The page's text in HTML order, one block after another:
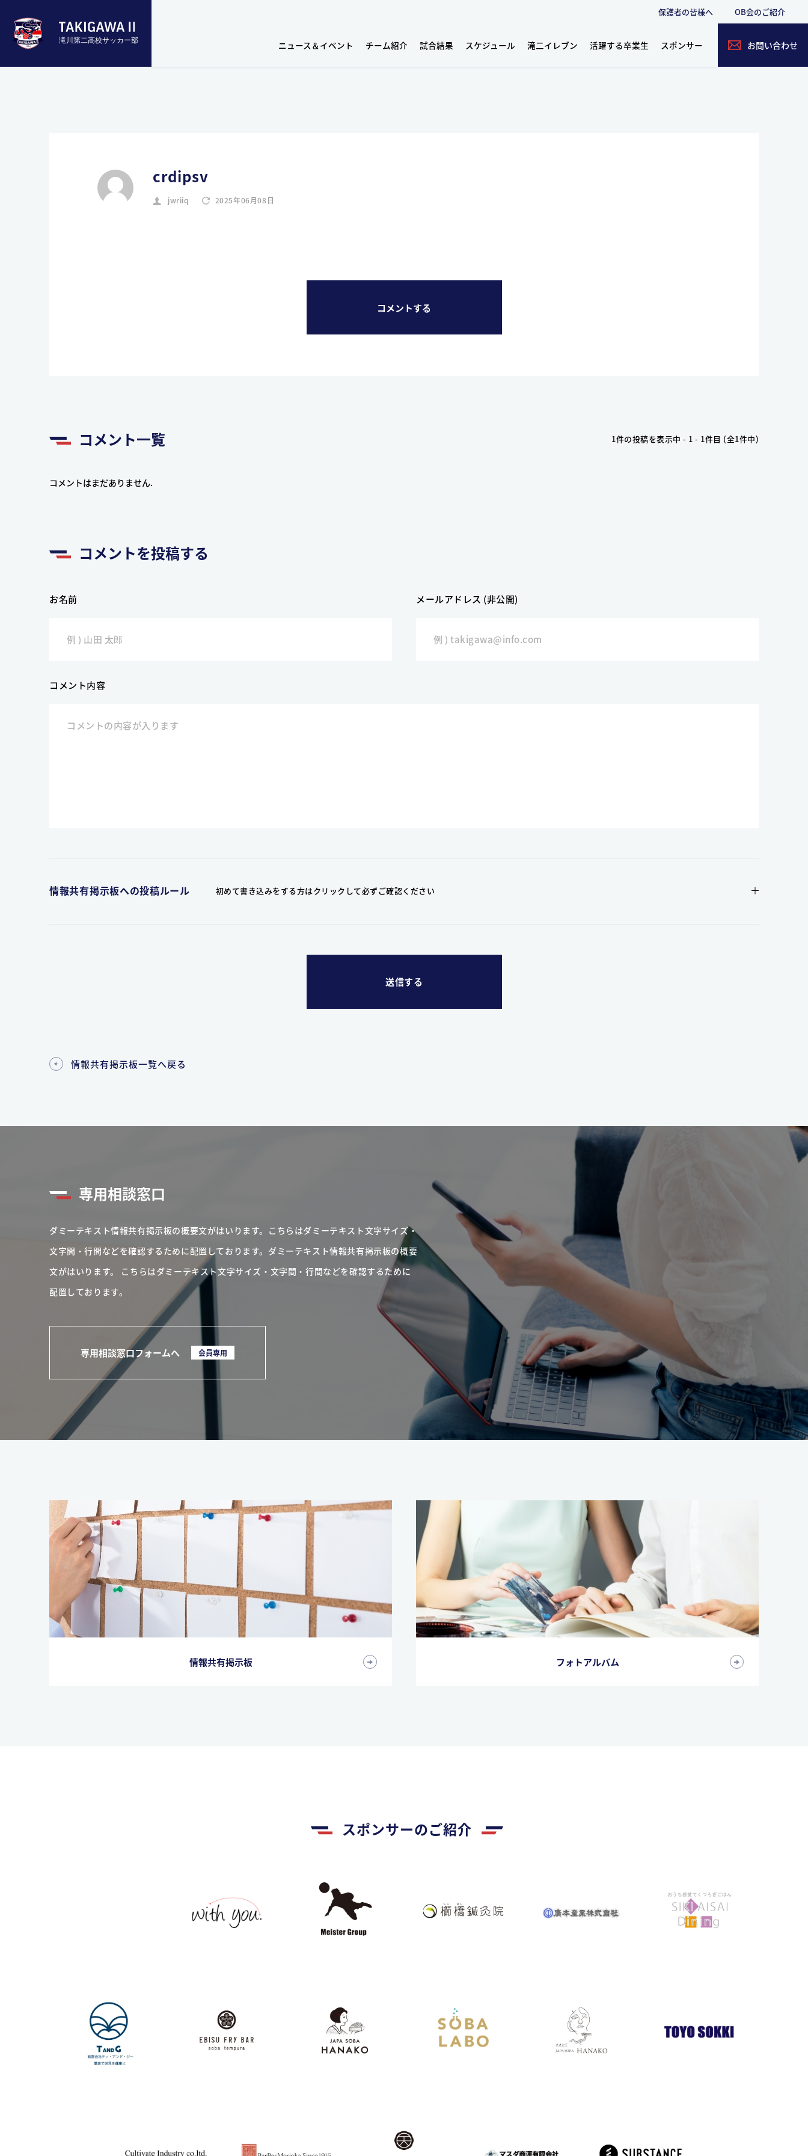
滝川第二高校サッカー部
保護者の皆様へ OB会のご紹介
ニュース＆イベント チーム紹介 試合結果 スケジュール 滝二イレブン 活躍する卒業生 スポンサー お問い合わせ
crdipsv
jwriiq 2025年06月08日
コメントする
コメント一覧 1件の投稿を表示中 - 1 - 1件目 (全1件中)
コメントはまだありません.
コメントを投稿する
お名前 メールアドレス (非公開)
コメント内容
情報共有掲示板への投稿ルール 初めて書き込みをする方はクリックして必ずご確認ください
情報共有掲示板一覧へ戻る
専用相談窓口
ダミーテキスト情報共有掲示板の概要文がはいります。こちらはダミーテキスト文字サイズ・
文字間・行間などを確認するために配置しております。ダミーテキスト情報共有掲示板の概要
文がはいります。 こちらはダミーテキスト文字サイズ・文字間・行間などを確認するために
配置しております。
専用相談窓口フォームへ 会員専用
情報共有掲示板 フォトアルバム
スポンサーのご紹介